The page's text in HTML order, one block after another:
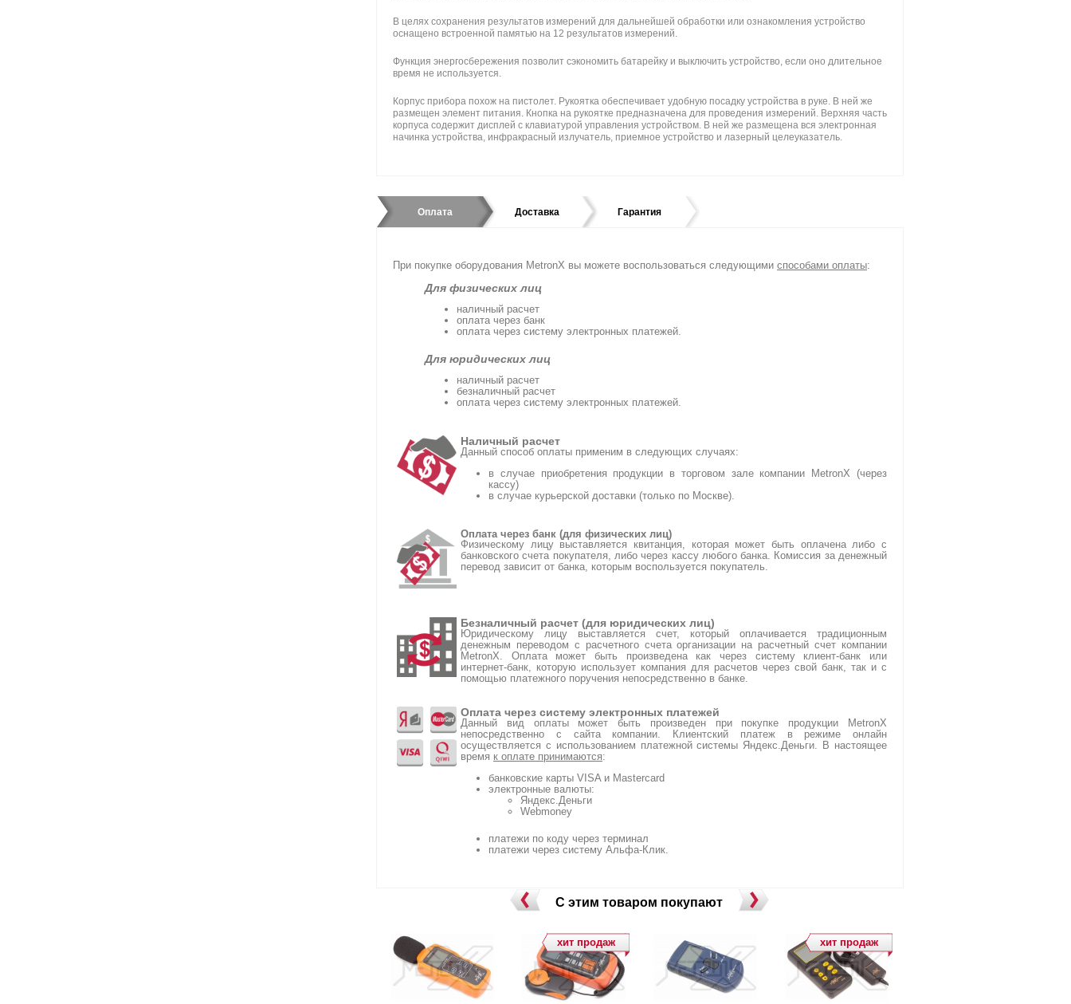
В целях сохранения результатов измерений для дальнейшей обработки или ознакомления устройство
оснащено встроенной памятью на 12 результатов измерений.
Функция энергосбережения позволит сэкономить батарейку и выключить устройство, если оно длительное
время не используется.
Корпус прибора похож на пистолет. Рукоятка обеспечивает удобную посадку устройства в руке. В ней же
размещен элемент питания. Кнопка на рукоятке предназначена для проведения измерений. Верхняя часть
корпуса содержит дисплей с клавиатурой управления устройством. В ней же размещена вся электронная
начинка устройства, инфракрасный излучатель, приемное устройство и лазерный целеуказатель.
Оплата Доставка Гарантия
При покупке оборудования MetronX вы можете воспользоваться следующими способами оплаты:
Для физических лиц
наличный расчет
оплата через банк
оплата через систему электронных платежей.
Для юридических лиц
наличный расчет
безналичный расчет
оплата через систему электронных платежей.
Наличный расчет
Данный способ оплаты применим в следующих случаях:
в случае приобретения продукции в торговом зале компании MetronX (через
кассу)
в случае курьерской доставки (только по Москве).
Оплата через банк (для физических лиц)
Физическому лицу выставляется квитанция, которая может быть оплачена либо с
банковского счета покупателя, либо через кассу любого банка. Комиссия за денежный
перевод зависит от банка, которым воспользуется покупатель.
Безналичный расчет (для юридических лиц)
Юридическому лицу выставляется счет, который оплачивается традиционным
денежным переводом с расчетного счета организации на расчетный счет компании
MetronX. Оплата может быть произведена как через систему клиент-банк или
интернет-банк, которую использует компания для расчетов через свой банк, так и с
помощью платежного поручения непосредственно в банке.
Оплата через систему электронных платежей
Данный вид оплаты может быть произведен при покупке продукции MetronX
непосредственно с сайта компании. Клиентский платеж в режиме онлайн
осуществляется с использованием платежной системы Яндекс.Деньги. В настоящее
время к оплате принимаются:
банковские карты VISA и Mastercard
электронные валюты:
Яндекс.Деньги
Webmoney
платежи по коду через терминал
платежи через систему Альфа-Клик.
С этим товаром покупают
хит продаж хит продаж